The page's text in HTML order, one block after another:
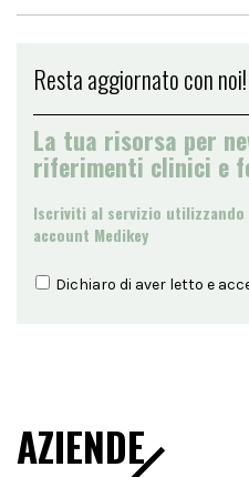
Resta aggiornato con noi!
La tua risorsa per
riferimenti clinici e
Iscriviti al servizio
account Medikey
Dichiaro di aver letto e
AZIENDE